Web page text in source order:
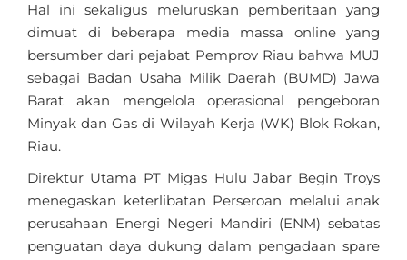
Hal ini sekaligus meluruskan pemberitaan yang
dimuat di beberapa media massa online yang
bersumber dari pejabat Pemprov Riau bahwa MUJ
sebagai Badan Usaha Milik Daerah (BUMD) Jawa
Barat akan mengelola operasional pengeboran
Minyak dan Gas di Wilayah Kerja (WK) Blok Rokan,
Riau.
Direktur Utama PT Migas Hulu Jabar Begin Troys
menegaskan keterlibatan Perseroan melalui anak
perusahaan Energi Negeri Mandiri (ENM) sebatas
penguatan daya dukung dalam pengadaan spare